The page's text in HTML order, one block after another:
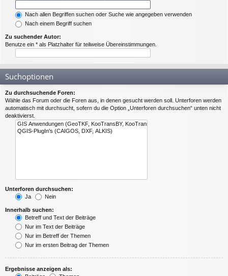
Nach allen Begriffen suchen oder Suche wie angegeben verwenden
Nach einem Begriff suchen
Zu suchender Autor:
Benutze ein * als Platzhalter für teilweise Übereinstimmungen.
Suchoptionen
Zu durchsuchende Foren:
Wähle das Forum oder die Foren aus, in denen gesucht werden soll. Unterforen werden
automatisch mit durchsucht, sofern du die Option „Unterforen durchsuchen“ unten nicht
deaktivierst.
Unterforen durchsuchen:
Ja
Nein
Innerhalb suchen:
Betreff und Text der Beiträge
Nur im Text der Beiträge
Nur im Betreff der Themen
Nur im ersten Beitrag der Themen
Ergebnisse anzeigen als: